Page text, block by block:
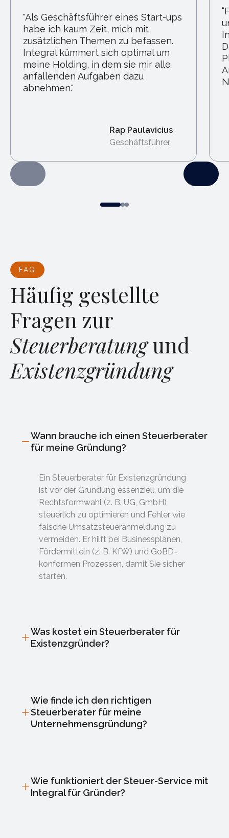
"Als Geschäftsführer eines Start-ups
habe ich kaum Zeit, mich mit
zusätzlichen Themen zu befassen.
Integral kümmert sich optimal um
meine Holding, in dem sie mir alle
anfallenden Aufgaben dazu
abnehmen."
Rap Paulavicius
Geschäftsführer
FAQ
Häufig gestellte
Fragen zur
Steuerberatungund
Existenzgründung
Wann brauche ich einen Steuerberater
für meine Gründung?
Ein Steuerberater für Existenzgründung
ist vor der Gründung essenziell, um die
Rechtsformwahl (z. B. UG, GmbH)
steuerlich zu optimieren und Fehler wie
falsche Umsatzsteueranmeldung zu
vermeiden. Er hilft bei Businessplänen,
Fördermitteln (z. B. KfW) und GoBD-
konformen Prozessen, damit Sie sicher
starten.
Was kostet ein Steuerberater für
Existenzgründer?
Wie finde ich den richtigen
Steuerberater für meine
Unternehmensgründung?
Wie funktioniert der Steuer-Service mit
Integral für Gründer?